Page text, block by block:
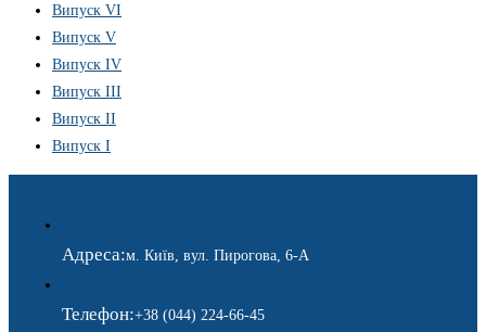
Випуск VI
Випуск V
Випуск IV
Випуск III
Випуск II
Випуск I
Адреса:м. Київ, вул. Пирогова, 6-А
Телефон:+38 (044) 224-66-45